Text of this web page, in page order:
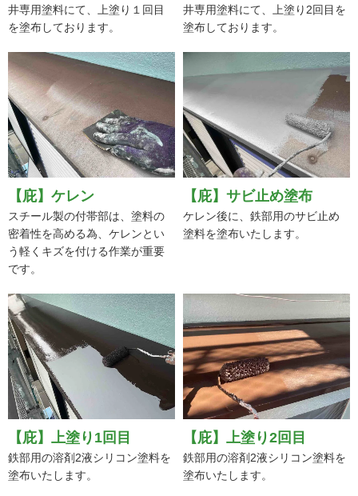
井専用塗料にて、上塗り１回目
を塗布しております。
井専用塗料にて、上塗り2回目を
塗布しております。
【庇】ケレン
スチール製の付帯部は、塗料の
密着性を高める為、ケレンとい
う軽くキズを付ける作業が重要
です。
【庇】サビ止め塗布
ケレン後に、鉄部用のサビ止め
塗料を塗布いたします。
【庇】上塗り1回目
鉄部用の溶剤2液シリコン塗料を
塗布いたします。
【庇】上塗り2回目
鉄部用の溶剤2液シリコン塗料を
塗布いたします。